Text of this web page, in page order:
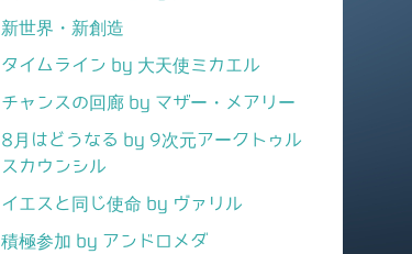
新世界・新創造
タイムライン by 大天使ミカエル
チャンスの回廊 by マザー・メアリー
8月はどうなる by 9次元アークトゥル
スカウンシル
イエスと同じ使命 by ヴァリル
積極参加 by アンドロメダ